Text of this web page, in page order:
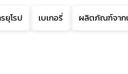
ยุโรป เบเกอรี่ ผลิตภัณฑ์จาก